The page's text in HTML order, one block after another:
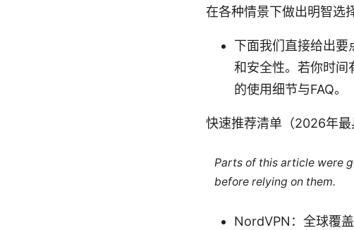
在各种情景下做出明智选择
下面我们直接给出要
和安全性。若你时间
的使用细节与FAQ。
快速推荐清单（2026年最
Parts of this article were
before relying on them.
NordVPN：全球覆